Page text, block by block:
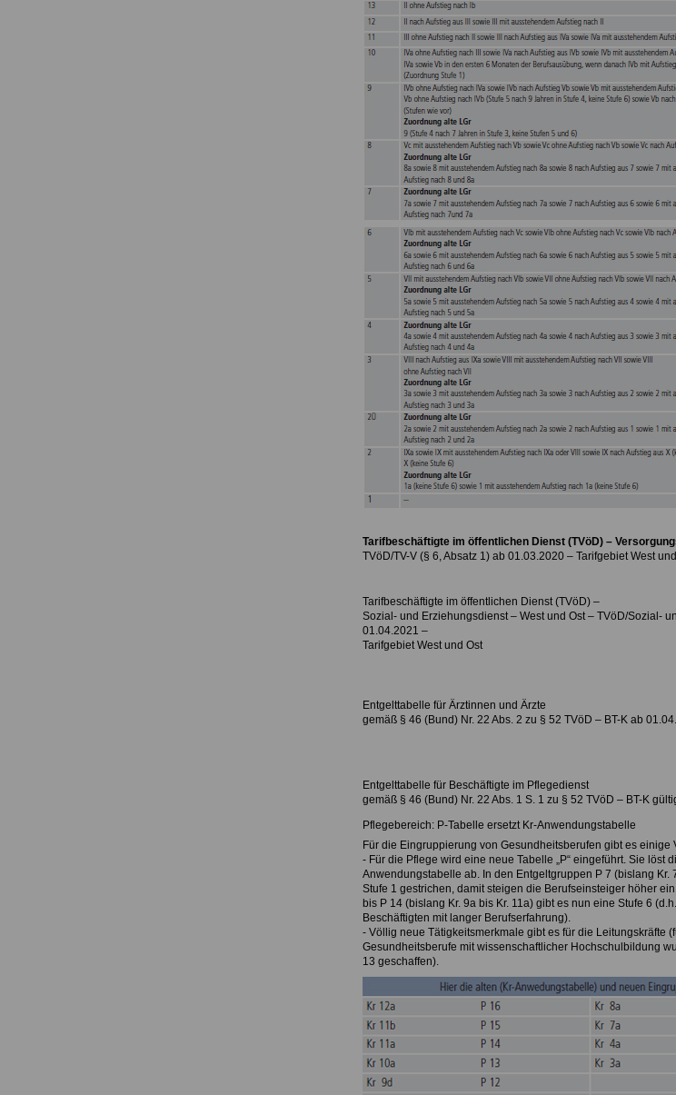
Tarifbeschäftigte im öffentlichen Dienst (TVöD) –
TVöD/TV-V (§ 6, Absatz 1) ab 01.03.2020 – Tarifgebiet West
Tarifbeschäftigte im öffentlichen Dienst (TVöD) –
Sozial- und Erziehungsdienst – West und Ost – TVöD/Sozial-
01.04.2021 –
Tarifgebiet West und Ost
Entgelttabelle für Ärztinnen und Ärzte
gemäß § 46 (Bund) Nr. 22 Abs. 2 zu § 52 TVöD – BT-K ab
Entgelttabelle für Beschäftigte im Pflegedienst
gemäß § 46 (Bund) Nr. 22 Abs. 1 S. 1 zu § 52 TVöD – BT-K
Pflegebereich: P-Tabelle ersetzt Kr-Anwendungstabelle
Für die Eingruppierung von Gesundheitsberufen gibt es einige
- Für die Pflege wird eine neue Tabelle „P“ eingeführt. Sie löst
Anwendungstabelle ab. In den Entgeltgruppen P 7 (bislang Kr.
Stufe 1 gestrichen, damit steigen die Berufseinsteiger höher
bis P 14 (bislang Kr. 9a bis Kr. 11a) gibt es nun eine Stufe 6
Beschäftigten mit langer Berufserfahrung).
- Völlig neue Tätigkeitsmerkmale gibt es für die Leitungskräfte
Gesundheitsberufe mit wissenschaftlicher Hochschulbildung
13 geschaffen).